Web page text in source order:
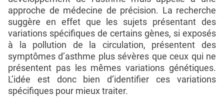
approche de médecine de précision. La recherche
suggère en effet que les sujets présentant des
variations spécifiques de certains gènes, si exposés
à la pollution de la circulation, présentent des
symptômes d’asthme plus sévères que ceux qui ne
présentent pas les mêmes variations génétiques.
L’idée est donc bien d’identifier ces variations
spécifiques pour mieux traiter.